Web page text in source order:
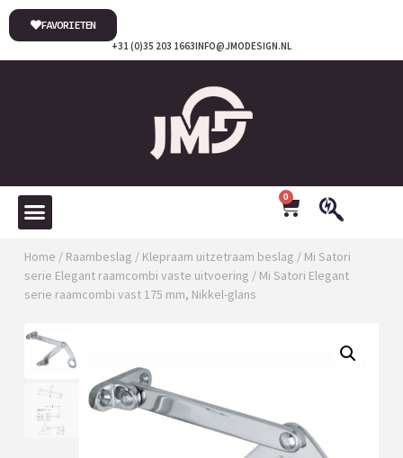
INFO@JMODESIGN.NL
+31 (0)35 203 1663
FAVORIETEN
0
Home / Raambeslag / Klepraam uitzetraam beslag / Mi Satori
serie Elegant raamcombi vaste uitvoering / Mi Satori Elegant
serie raamcombi vast 175 mm, Nikkel-glans